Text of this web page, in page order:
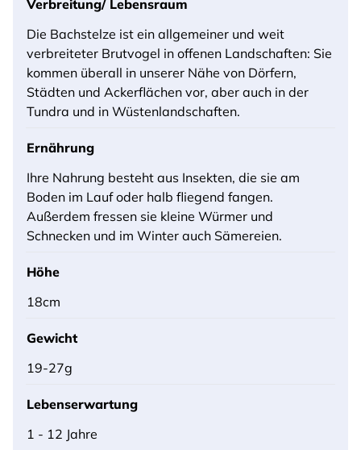
Verbreitung/ Lebensraum
Die Bachstelze ist ein allgemeiner und weit
verbreiteter Brutvogel in offenen Landschaften: Sie
kommen überall in unserer Nähe von Dörfern,
Städten und Ackerflächen vor, aber auch in der
Tundra und in Wüstenlandschaften.
Ernährung
Ihre Nahrung besteht aus Insekten, die sie am
Boden im Lauf oder halb fliegend fangen.
Außerdem fressen sie kleine Würmer und
Schnecken und im Winter auch Sämereien.
Höhe
18cm
Gewicht
19-27g
Lebenserwartung
1 - 12 Jahre